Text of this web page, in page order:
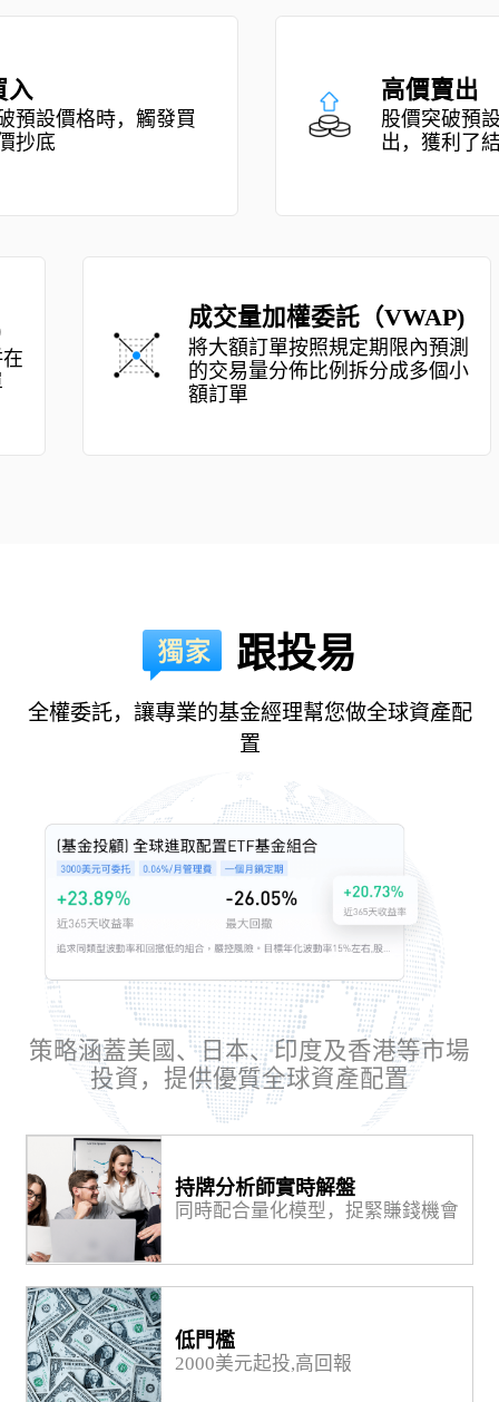
股價突破預設價格時，觸發賣
出，獲利了結
成交量加權委託（VWAP)
將大額訂單按照規定期限內預測
的交易量分佈比例拆分成多個小
價
根
發
跟投易
全權委託，讓專業的基金經理幫您做全球資產配
置
策略涵蓋美國、日本、印度及香港等市場
投資，提供優質全球資產配置
持牌分析師實時解盤
同時配合量化模型，捉緊賺錢機會
低門檻
2000美元起投,高回報